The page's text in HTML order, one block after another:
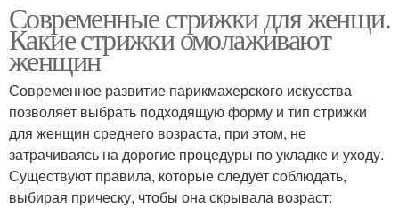
Современные стрижки для женщи.
Какие стрижки омолаживают
женщин
Современное развитие парикмахерского искусства
позволяет выбрать подходящую форму и тип стрижки
для женщин среднего возраста, при этом, не
затрачиваясь на дорогие процедуры по укладке и уходу.
Существуют правила, которые следует соблюдать,
выбирая прическу, чтобы она скрывала возраст: